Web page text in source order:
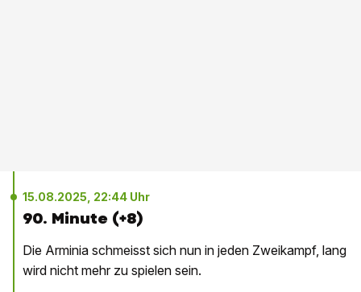
15.08.2025, 22:44 Uhr
90. Minute (+8)
Die Arminia schmeisst sich nun in jeden Zweikampf, lang
wird nicht mehr zu spielen sein.